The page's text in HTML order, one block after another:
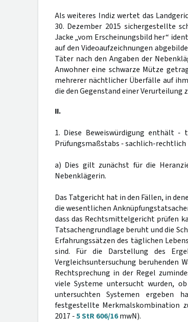
Als weiteres Indiz wertet das
30. Dezember 2015 sichergestellte
Jacke „vom Erscheinungsbild her“
auf den Videoaufzeichnungen
Täter nach den Angaben der
Anwohner eine schwarze Mütze
mehrerer nächtlicher Überfälle auf
die den Gegenstand einer
II.
1. Diese Beweiswürdigung enthält -
Prüfungsmaßstabs - sachlich-rechtlich
a) Dies gilt zunächst für die
Nebenklägerin.
Das Tatgericht hat in den Fällen, in
die wesentlichen
dass das Rechtsmittelgericht prüfen
Tatsachengrundlage beruht und die
Erfahrungssätzen des täglichen
sind. Für die Darstellung des
Vergleichsuntersuchung beruhenden
Rechtsprechung in der Regel
viele Systeme untersucht wurden,
untersuchten Systemen ergeben
festgestellte Merkmalskombination
2017 -5 StR 606/16mwN).